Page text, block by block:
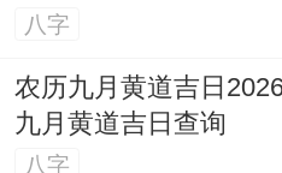
八字
农历九月黄道吉日
九月黄道吉日查询
八字